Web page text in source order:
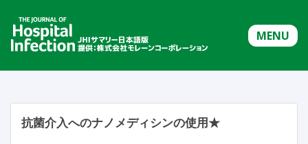
MENU
抗菌介入へのナノメディシンの使用★